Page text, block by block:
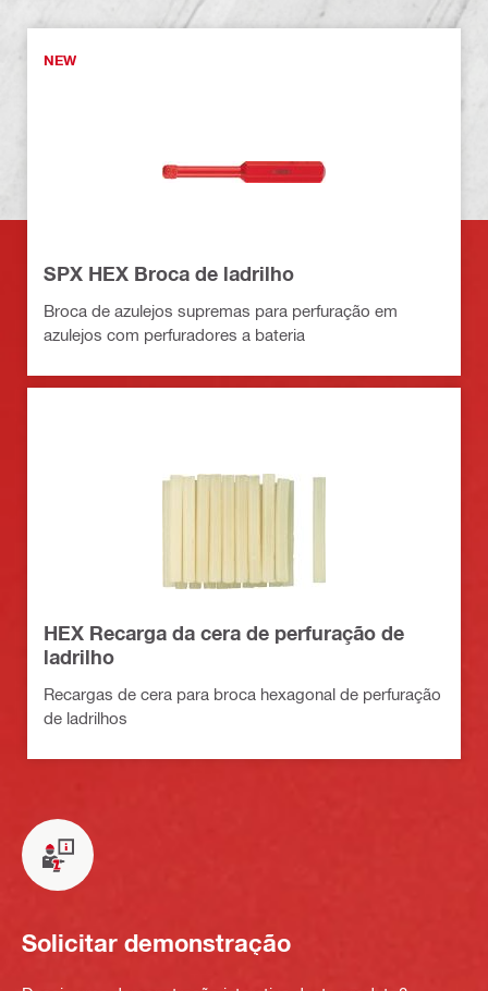
NEW
SPX HEX Broca de ladrilho
Broca de azulejos supremas para perfuração em
azulejos com perfuradores a bateria
HEX Recarga da cera de perfuração de
ladrilho
Recargas de cera para broca hexagonal de perfuração
de ladrilhos
Solicitar demonstração